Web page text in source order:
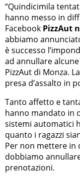
“Quindicimila
hanno messo in
Facebook PizzAut
abbiamo
è successo
ad annullare alcune
PizzAut di Monza.
presa d’assalto in
Tanto affetto e
hanno mandato in
sistemi automatici
quanto i ragazzi
Per non mettere in
dobbiamo
prenotazioni.